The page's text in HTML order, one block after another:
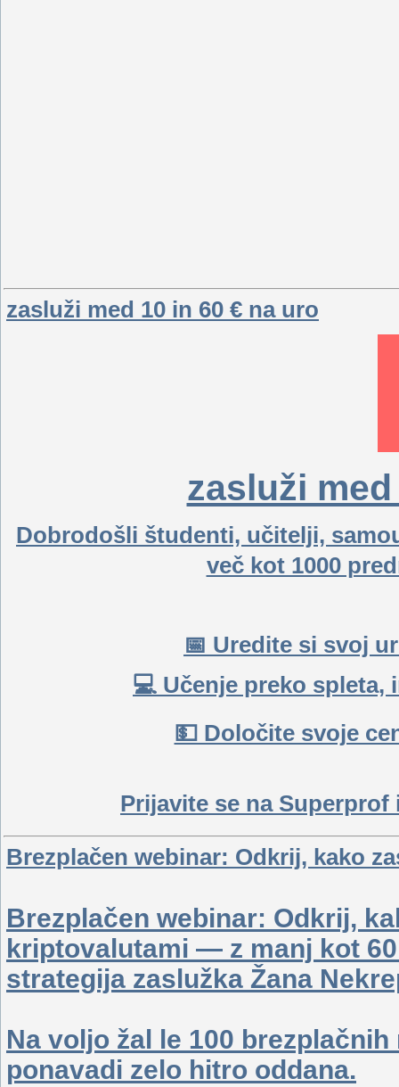
zasluži med 10 in 60 € na uro
zasluži
Dobrodošli študenti, učitelji,
več kot 1000
📅 Uredite si svoj
💻 Učenje preko
💵 Določite svoje
Prijavite se na Superprof
Brezplačen webinar: Odkrij, kako
Brezplačen webinar: Odkrij,
kriptovalutami — z manj kot
strategija zaslužka Žana
Na voljo žal le 100
ponavadi zelo hitro oddana.